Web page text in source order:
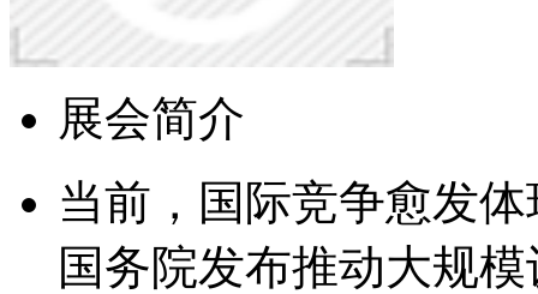
展会简介
当前，国际竞争愈发
国务院发布推动大规